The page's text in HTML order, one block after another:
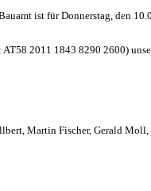
ist für Donnerstag, den
2011 1843 8290 2600)
Martin Fischer, Gerald Moll,